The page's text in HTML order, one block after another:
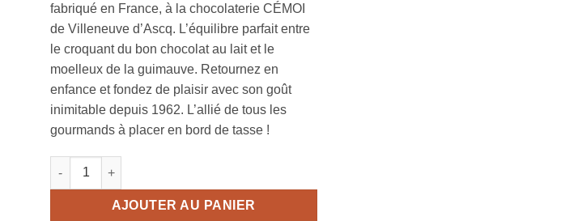
fabriqué en France, à la chocolaterie CÉMOI
de Villeneuve d’Ascq. L’équilibre parfait entre
le croquant du bon chocolat au lait et le
moelleux de la guimauve. Retournez en
enfance et fondez de plaisir avec son goût
inimitable depuis 1962. L’allié de tous les
gourmands à placer en bord de tasse !
quantité de Chocolat au lait supérieur 100g - CEMOI
AJOUTER AU PANIER